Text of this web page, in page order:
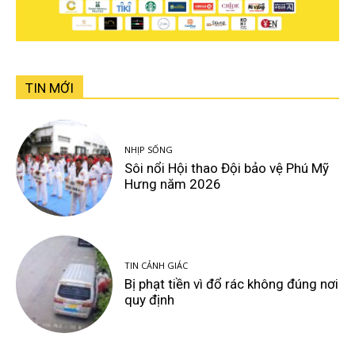
TIN MỚI
NHỊP SỐNG
Sôi nổi Hội thao Đội bảo vệ Phú Mỹ
Hưng năm 2026
TIN CẢNH GIÁC
Bị phạt tiền vì đổ rác không đúng nơi
quy định